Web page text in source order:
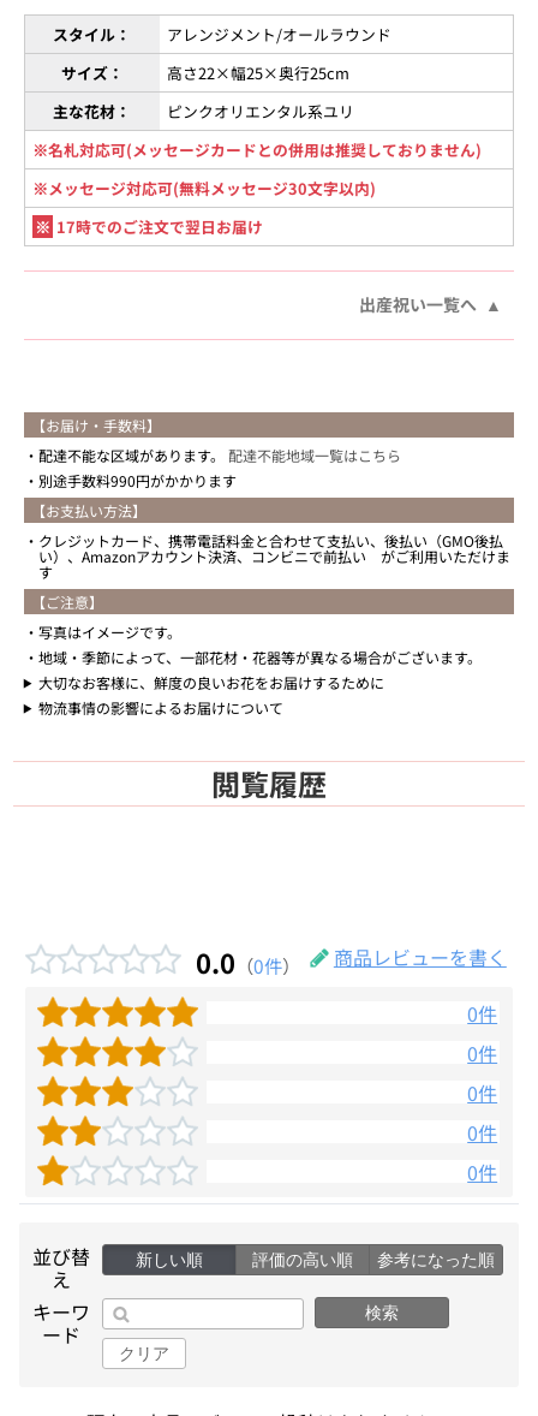
スタイル：
アレンジメント/オールラウンド
サイズ：
高さ22×幅25×奥行25cm
主な花材：
ピンクオリエンタル系ユリ
※名札対応可(メッセージカードとの併用は推奨しておりません)
※メッセージ対応可(無料メッセージ30文字以内)
※ 17時でのご注文で翌日お届け
出産祝い一覧へ
【お届け・手数料】
配達不能な区域があります。 配達不能地域一覧はこちら
別途手数料990円がかかります
【お支払い方法】
クレジットカード、携帯電話料金と合わせて支払い、後払い（GMO後払
い）、Amazonアカウント決済、コンビニで前払い がご利用いただけま
す
【ご注意】
写真はイメージです。
地域・季節によって、一部花材・花器等が異なる場合がございます。
大切なお客様に、鮮度の良いお花をお届けするために
物流事情の影響によるお届けについて
閲覧履歴
0.0 （0件）
商品レビューを書く
0件
0件
0件
0件
0件
並び替
え
新しい順 評価の高い順 参考になった順
キーワ
ード
検索
クリア